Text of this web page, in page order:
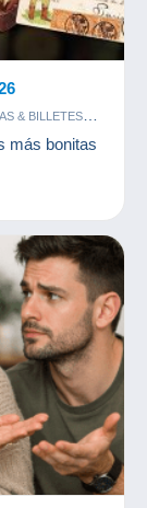
& BILLETES
más bonitas